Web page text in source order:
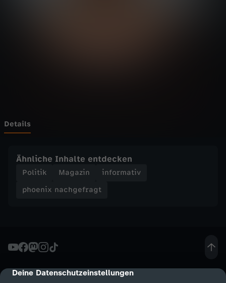
cmp-dialog-description
Deine Datenschutzeinstellungen
e
r
t
-
Details
Ähnliche Inhalte entdecken
Politik Magazin
informativ
phoenix nachgefragt